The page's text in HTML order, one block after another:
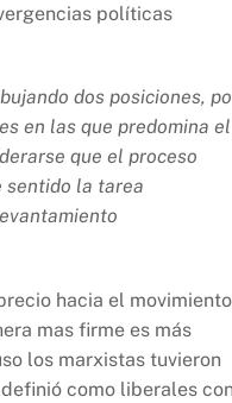
políticas
dos posiciones,
en las que predomina el
que el proceso
sentido la tarea
hacia el movimiento
mas firme es más
los marxistas tuvieron
como liberales